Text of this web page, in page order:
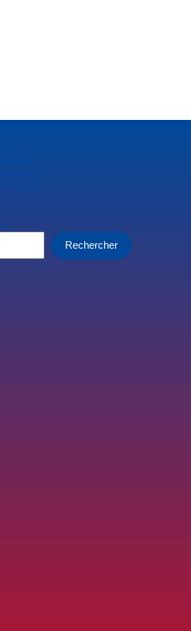
Rechercher